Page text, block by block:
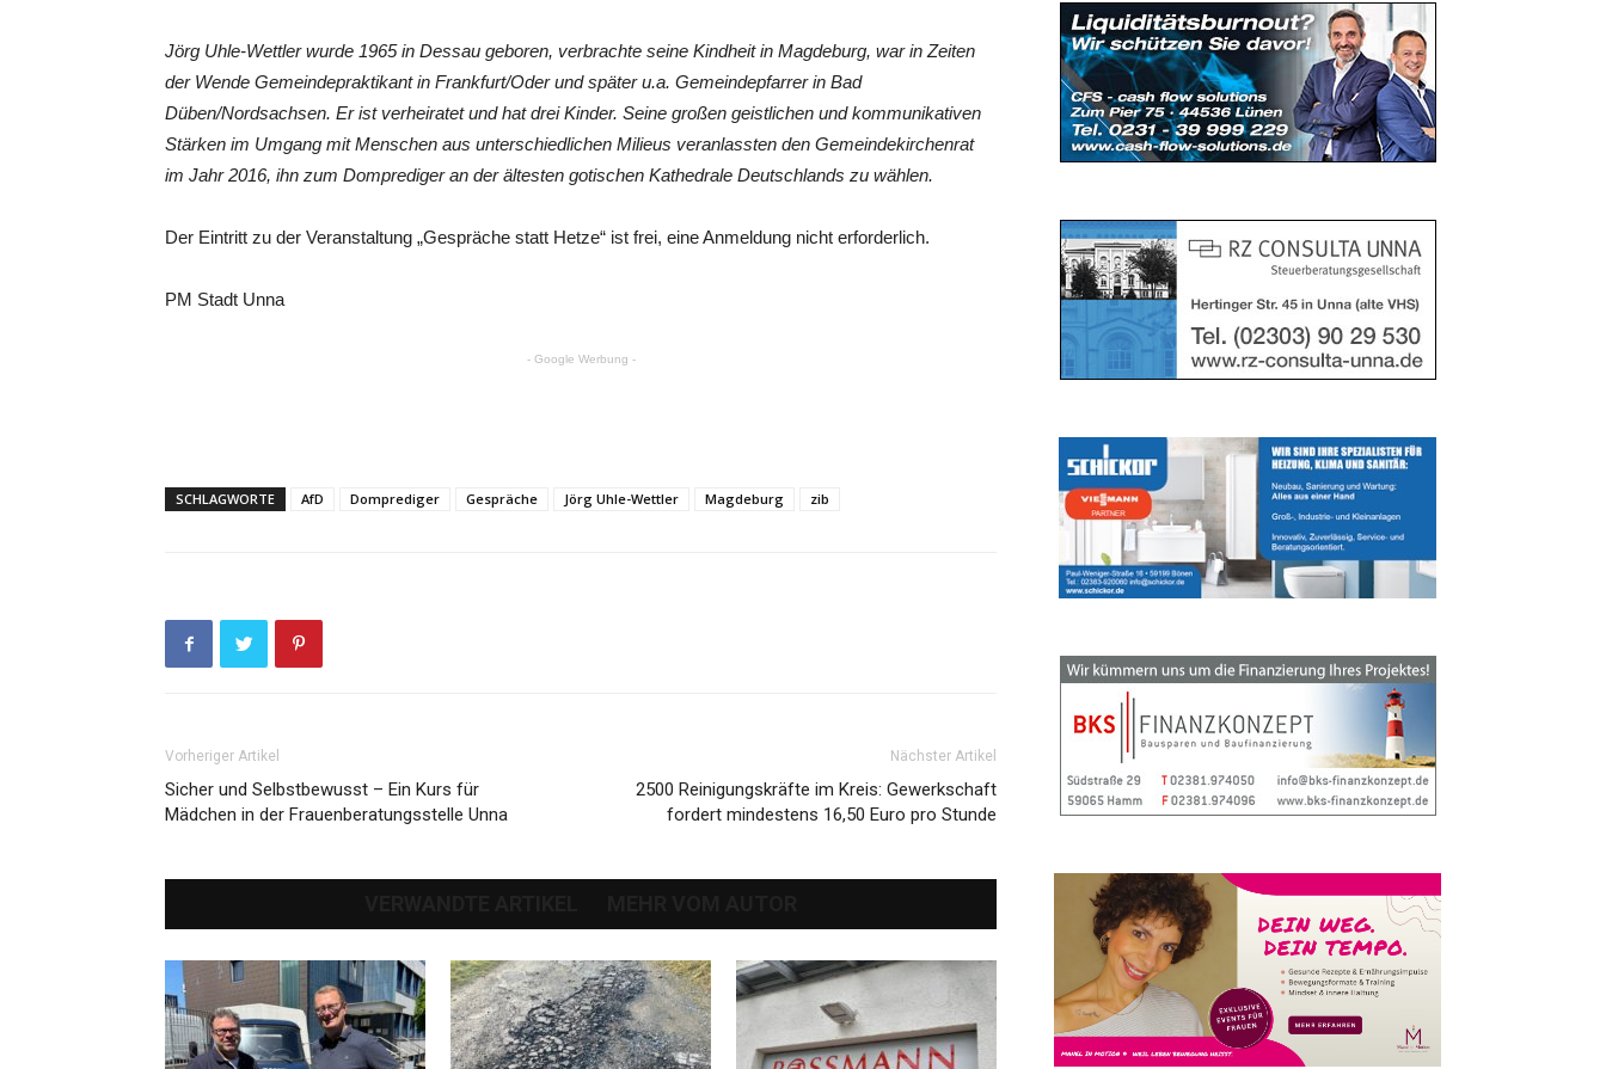
Jörg Uhle-Wettler wurde 1965 in Dessau geboren, verbrachte seine Kindheit in Magdeburg, war in Zeiten
der Wende Gemeindepraktikant in Frankfurt/Oder und später u.a. Gemeindepfarrer in Bad
Düben/Nordsachsen. Er ist verheiratet und hat drei Kinder. Seine großen geistlichen und kommunikativen
Stärken im Umgang mit Menschen aus unterschiedlichen Milieus veranlassten den Gemeindekirchenrat
im Jahr 2016, ihn zum Domprediger an der ältesten gotischen Kathedrale Deutschlands zu wählen.
Der Eintritt zu der Veranstaltung „Gespräche statt Hetze“ ist frei, eine Anmeldung nicht erforderlich.
PM Stadt Unna
- Google Werbung -
SCHLAGWORTE AfD Domprediger Gespräche Jörg Uhle-Wettler Magdeburg zib
Vorheriger Artikel
Sicher und Selbstbewusst – Ein Kurs für
Mädchen in der Frauenberatungsstelle Unna
Nächster Artikel
2500 Reinigungskräfte im Kreis: Gewerkschaft
fordert mindestens 16,50 Euro pro Stunde